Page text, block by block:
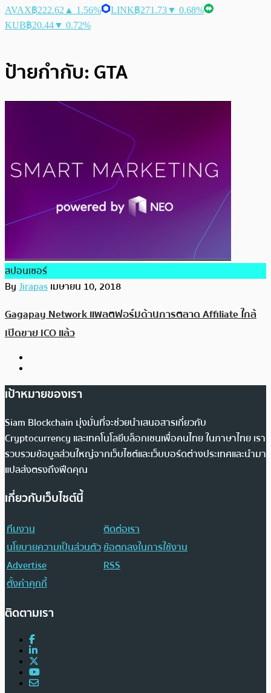
AVAX฿222.62 ▲ 1.56% LINK฿271.73▼ 0.68%
KUB฿20.44▼ 0.72%
ป้ายกำกับ: GTA
สปอนเซอร์
ByJirapasเมษายน 10, 2018
Gagapay Network แพลตฟอร์มด้านการตลาด Affiliate ใกล้
เปิดขาย ICO แล้ว
เป้าหมายของเรา
Siam Blockchain มุ่งมั่นที่จะช่วยนำเสนอสารเกี่ยวกับ
Cryptocurrency และเทคโนโลยีบล็อกเชนเพื่อคนไทย ในภาษาไทย เรา
รวบรวมข้อมูลส่วนใหญ่จากเว็บไซต์และเว็บบอร์ดต่างประเทศและนำมา
แปลส่งตรงถึงฟีดคุณ
เกี่ยวกับเว็บไซต์นี้
ทีมงาน
ติดต่อเรา
นโยบายความเป็นส่วนตัวข้อตกลงในการใช้งาน
Advertise
RSS
ตั้งค่าคุกกี้
ติดตามเรา